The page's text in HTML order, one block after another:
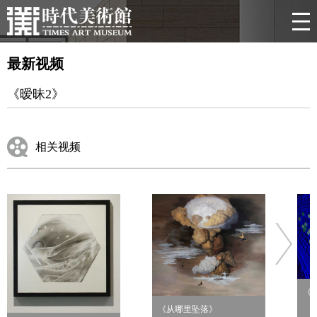
最新视频
《暧昧2》
相关视频
《从哪里坠落》
《